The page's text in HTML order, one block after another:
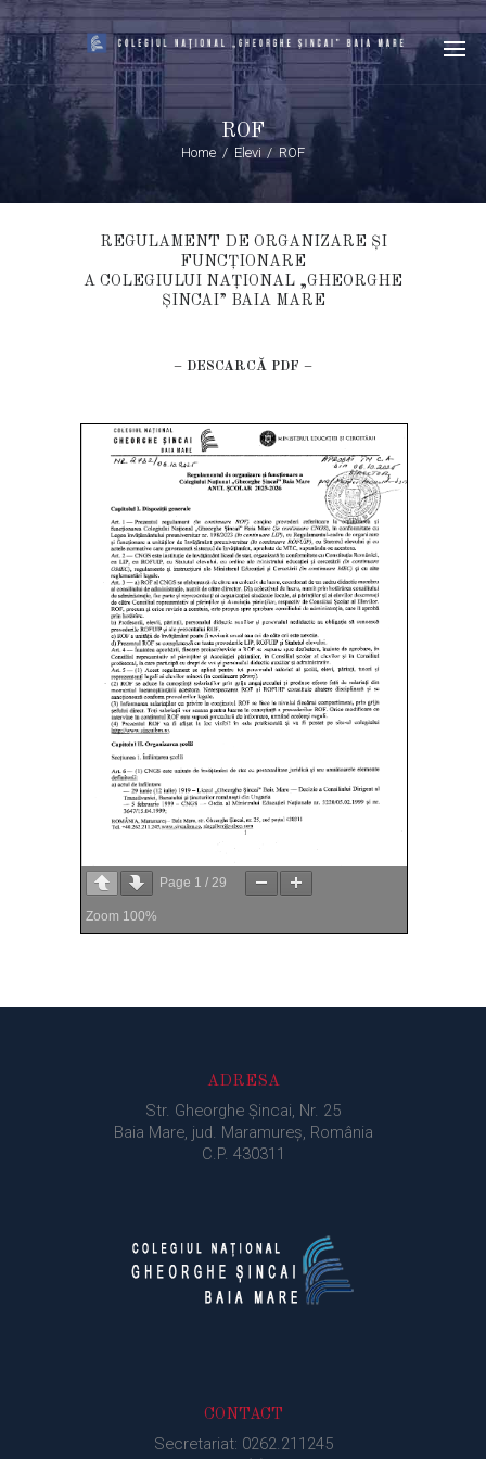
ROF
Home Elevi ROF
REGULAMENT DE ORGANIZARE ȘI
FUNCȚIONARE
A COLEGIULUI NAȚIONAL „GHEORGHE
ȘINCAI” BAIA MARE
– DESCARCĂ PDF –
Page 1 / 29
Zoom 100%
ADRESA
Str. Gheorghe Şincai, Nr. 25
Baia Mare, jud. Maramureș, România
C.P. 430311
CONTACT
Secretariat: 0262.211245